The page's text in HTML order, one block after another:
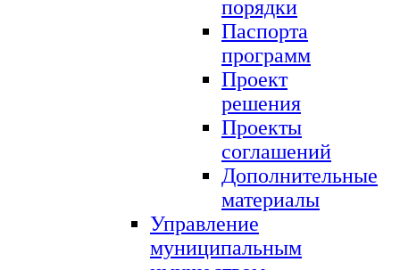
порядки
Паспорта
программ
Проект
решения
Проекты
соглашений
Дополнительные
материалы
Управление
муниципальным